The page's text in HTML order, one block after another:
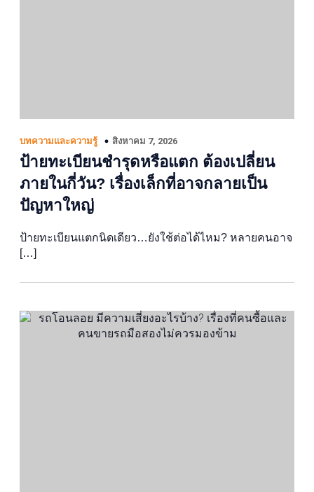
บทความและความรู้ สิงหาคม 7, 2026
ป้ายทะเบียนชำรุดหรือแตก ต้องเปลี่ยน
ภายในกี่วัน? เรื่องเล็กที่อาจกลายเป็น
ปัญหาใหญ่
ป้ายทะเบียนแตกนิดเดียว…ยังใช้ต่อได้ไหม? หลายคนอาจ
[…]